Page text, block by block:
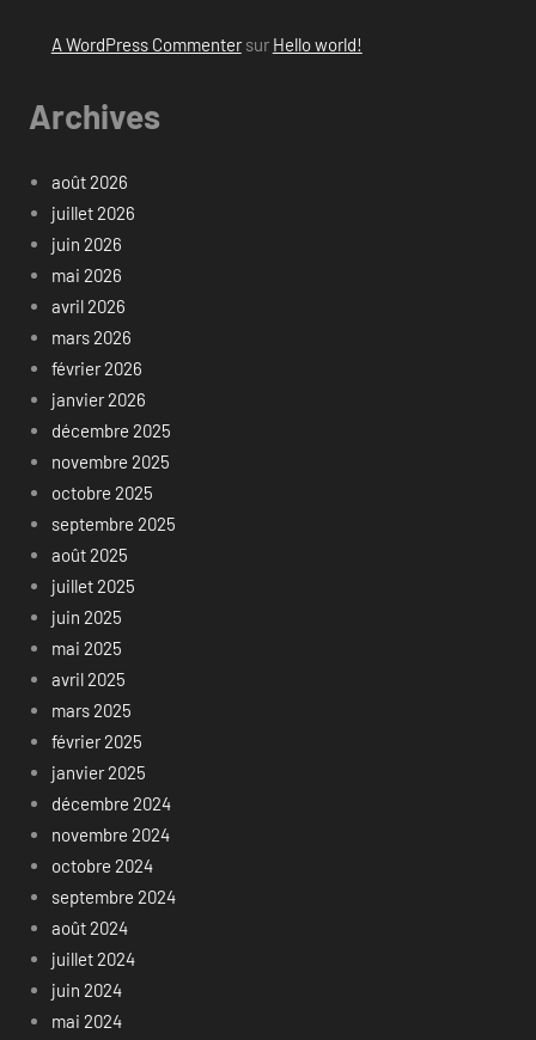
A WordPress Commentersur Hello world!
Archives
août 2026
juillet 2026
juin 2026
mai 2026
avril 2026
mars 2026
février 2026
janvier 2026
décembre 2025
novembre 2025
octobre 2025
septembre 2025
août 2025
juillet 2025
juin 2025
mai 2025
avril 2025
mars 2025
février 2025
janvier 2025
décembre 2024
novembre 2024
octobre 2024
septembre 2024
août 2024
juillet 2024
juin 2024
mai 2024